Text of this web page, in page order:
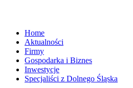
Home
Aktualności
Firmy
Gospodarka i Biznes
Inwestycje
Specjaliści z Dolnego Śląska